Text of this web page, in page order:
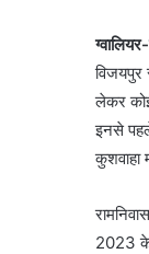
विजयपुर
लेकर
इनसे
कुशवाहा
2023 के